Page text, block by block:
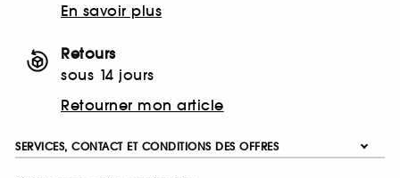
En savoir plus
Retours
sous 14 jours
Retourner mon article
SERVICES, CONTACT ET CONDITIONS DES OFFRES